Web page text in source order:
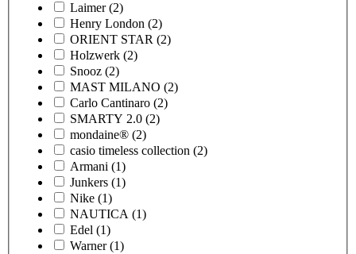
Laimer (2)
Henry London (2)
ORIENT STAR (2)
Holzwerk (2)
Snooz (2)
MAST MILANO (2)
Carlo Cantinaro (2)
SMARTY 2.0 (2)
mondaine® (2)
casio timeless collection (2)
Armani (1)
Junkers (1)
Nike (1)
NAUTICA (1)
Edel (1)
Warner (1)